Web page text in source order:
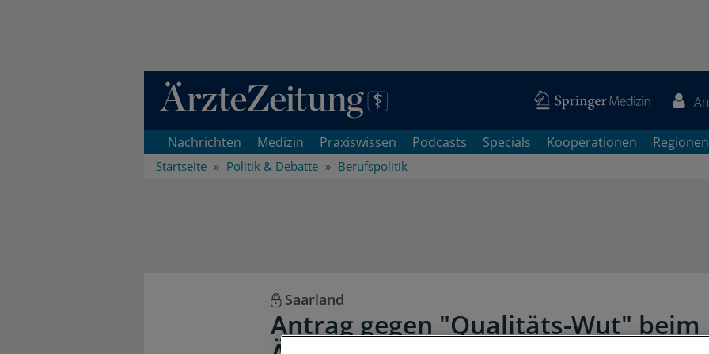
Direkt zum Inhaltsbereich
Nachrichten Medizin Praxiswissen Podcasts Specials Kooperationen Regionen
Startseite Politik & Debatte Berufspolitik
Saarland
Antrag gegen "Qualitäts-Wut" beim